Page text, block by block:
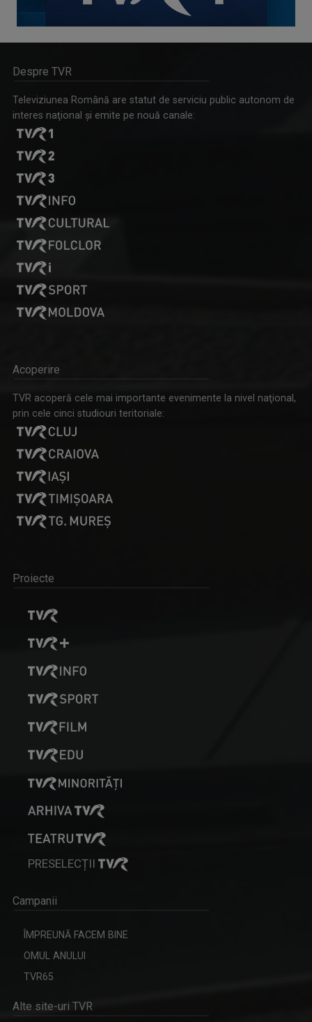
Despre TVR
Televiziunea Română are statut de serviciu public autonom de
interes naţional şi emite pe nouă canale:
Acoperire
TVR acoperă cele mai importante evenimente la nivel naţional,
prin cele cinci studiouri teritoriale:
Proiecte
PRESELECȚII
Campanii
ÎMPREUNĂ FACEM BINE
OMUL ANULUI
TVR65
Alte site-uri TVR